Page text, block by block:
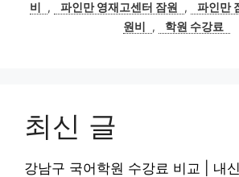
비
, 파인만 영재고센터 잠원 , 파인만
원비
, 학원 수강료
최신 글
강남구 국어학원 수강료 비교 | 내